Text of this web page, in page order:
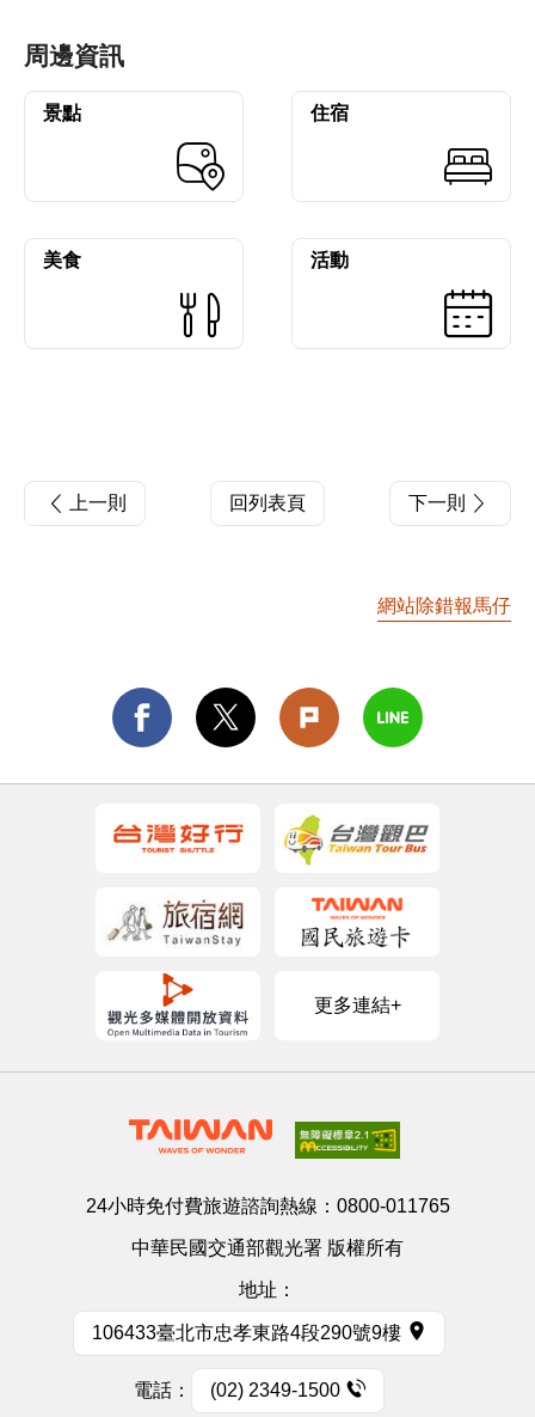
周邊資訊
景點 住宿
美食 活動
上一則 回列表頁 下一則
網站除錯報馬仔
更多連結+
24小時免付費旅遊諮詢熱線： 0800-011765
中華民國交通部觀光署 版權所有
地址：
106433臺北市忠孝東路4段290號9樓
電話： (02) 2349-1500